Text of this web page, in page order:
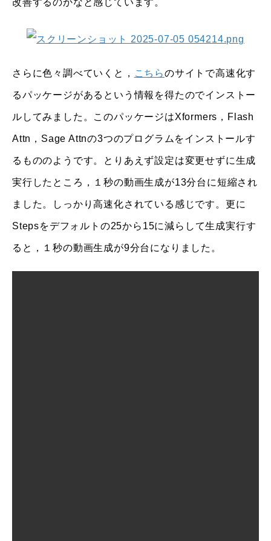
改善するのかなと感じています。
さらに色々調べていくと， こちらのサイトで高速化す
るパッケージがあるという情報を得たのでインストー
ルしてみました。このパッケージはXformers，Flash
Attn，Sage Attnの3つのプログラムをインストールす
るもののようです。とりあえず設定は変更せずに生成
実行したところ，１秒の動画生成が13分台に短縮され
ました。しっかり高速化されている感じです。更に
Stepsをデフォルトの25から15に減らして生成実行す
ると，１秒の動画生成が9分台になりました。